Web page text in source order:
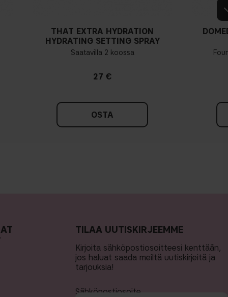
THAT EXTRA HYDRATION
HYDRATING SETTING SPRAY
Saatavilla 2 koossa
27 €
OSTA
TILAA UUTISKIRJEEMME
Kirjoita sähköpostiosoitteesi kenttään,
jos haluat saada meiltä uutiskirjeitä ja
tarjouksia!
Sähköpostiosoite